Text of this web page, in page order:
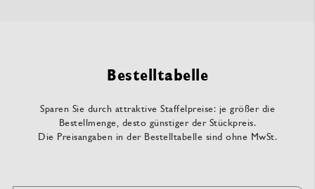
Bestelltabelle
Sparen Sie durch attraktive Staffelpreise: je größer die
Bestellmenge, desto günstiger der Stückpreis.
Die Preisangaben in der Bestelltabelle sind ohne MwSt.